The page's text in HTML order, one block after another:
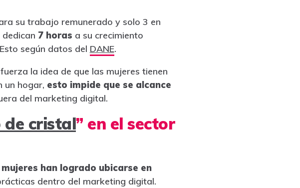
su trabajo remunerado y solo 3 en
7 horas a su crecimiento
según datos del DANE.
la idea de que las mujeres tienen
un hogar, esto impide que se alcance
del marketing digital.
de cristal” en el sector
han logrado ubicarse en
dentro del marketing digital.